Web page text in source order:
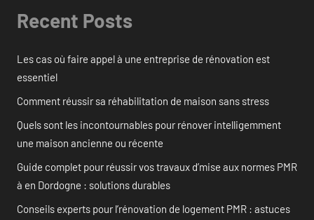
Recent Posts
Les cas où faire appel à une entreprise de rénovation est
essentiel
Comment réussir sa réhabilitation de maison sans stress
Quels sont les incontournables pour rénover intelligemment
une maison ancienne ou récente
Guide complet pour réussir vos travaux d’mise aux normes PMR
à en Dordogne : solutions durables
Conseils experts pour l’rénovation de logement PMR : astuces